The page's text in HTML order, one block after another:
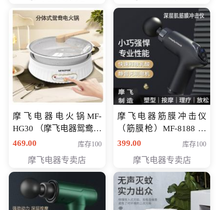
摩飞电器电火锅MF-
HG30 （摩飞电器鸳鸯锅
MF-HG30 ） 会员专享价
469.00 库存100
摩飞电器专卖店
摩飞电器筋膜冲击仪
（筋膜枪）MF-8188 会
员专享价268元
399.00 库存100
摩飞电器专卖店